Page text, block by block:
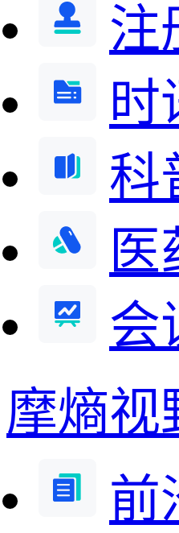
注
时
科
医
会
摩熵视
前